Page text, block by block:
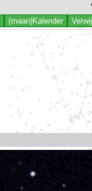
(maan)Kalender